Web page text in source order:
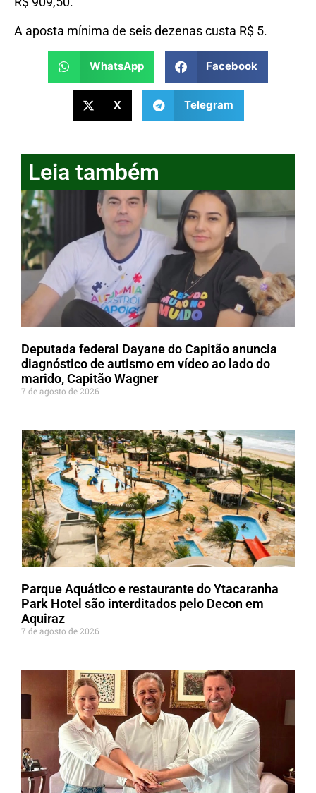
A aposta mínima de seis dezenas custa R$ 5.
WhatsApp Facebook
X Telegram
Leia também
Deputada federal Dayane do Capitão anuncia
diagnóstico de autismo em vídeo ao lado do
marido, Capitão Wagner
7 de agosto de 2026
Parque Aquático e restaurante do Ytacaranha
Park Hotel são interditados pelo Decon em
Aquiraz
7 de agosto de 2026